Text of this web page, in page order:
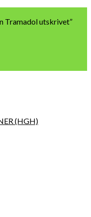
Tramadol utskrivet”
(HGH)